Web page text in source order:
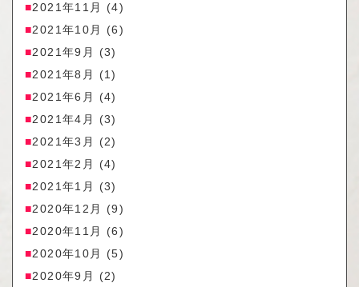
2021年11月
(4)
2021年10月
(6)
2021年9月
(3)
2021年8月
(1)
2021年6月
(4)
2021年4月
(3)
2021年3月
(2)
2021年2月
(4)
2021年1月
(3)
2020年12月
(9)
2020年11月
(6)
2020年10月
(5)
2020年9月
(2)